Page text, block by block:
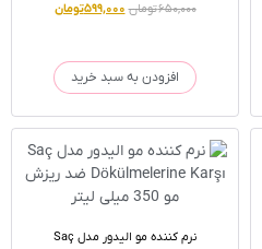
۶۵۰,۰۰۰تومان ۵۹۹,۰۰۰تومان
افزودن به سبد خرید
نرم کننده مو الیدور مدل Saç